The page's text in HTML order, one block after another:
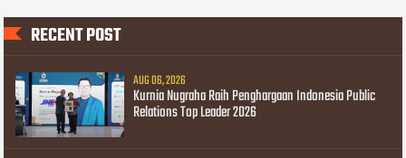
RECENT POST
AUG 06, 2026
Kurnia Nugraha Raih Penghargaan Indonesia Public
Relations Top Leader 2026